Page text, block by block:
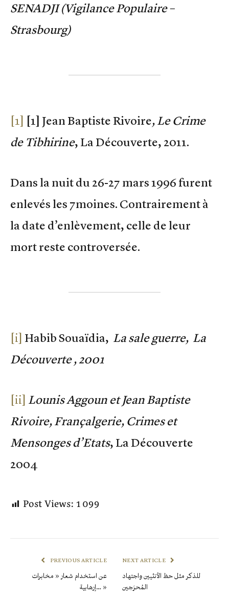
SENADJI (Vigilance Populaire –
Strasbourg)
[1] [1] Jean Baptiste Rivoire, Le Crime
de Tibhirine, La Découverte, 2011.
Dans la nuit du 26-27 mars 1996 furent
enlevés les 7moines. Contrairement à
la date d’enlèvement, celle de leur
mort reste controversée.
[i] Habib Souaïdia, La sale guerre, La
Découverte , 2001
[ii] Lounis Aggoun et Jean Baptiste
Rivoire, Françalgerie, Crimes et
Mensonges d’Etats, La Découverte
2004
Post Views:1 099
PREVIOUS ARTICLE
عن استخدام شعار « مخابرات
إرهابية… »
NEXT ARTICLE
للذكر مثل حظ الأنثيين واجتهاد
المُحرَجين